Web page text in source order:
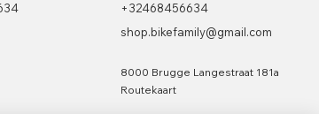
+32468456634
shop.bikefamily@gmail.com
8000 Brugge Langestraat 181a
Routekaart